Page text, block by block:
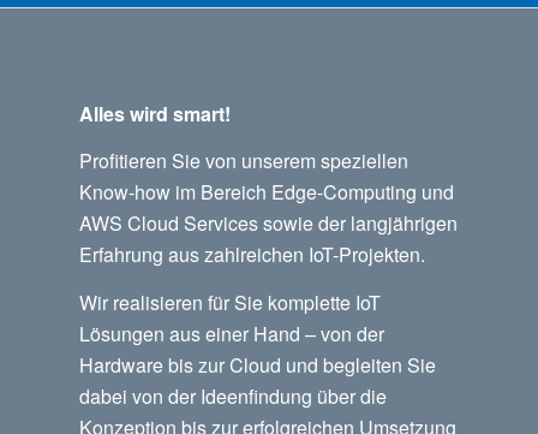
Alles wird smart!
Profitieren Sie von unserem speziellen
Know-how im Bereich Edge-Computing und
AWS Cloud Services sowie der langjährigen
Erfahrung aus zahlreichen IoT-Projekten.
Wir realisieren für Sie komplette IoT
Lösungen aus einer Hand – von der
Hardware bis zur Cloud und begleiten Sie
dabei von der Ideenfindung über die
Konzeption bis zur erfolgreichen Umsetzung